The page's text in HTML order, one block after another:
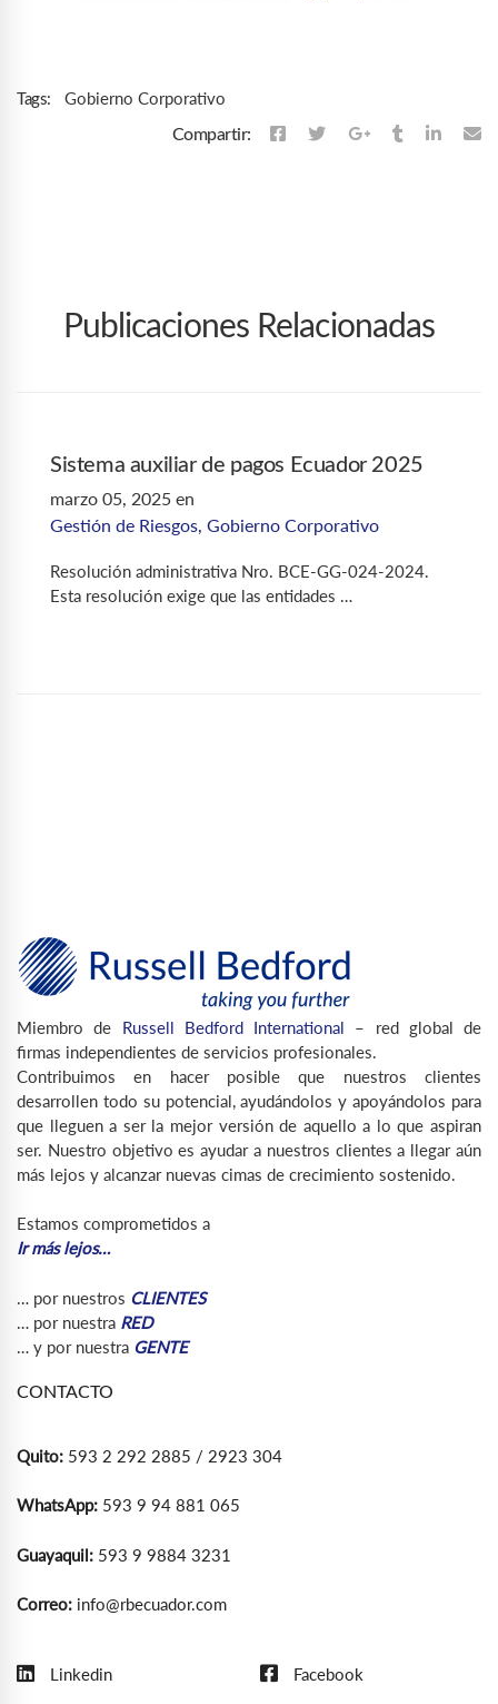
Tags: Gobierno Corporativo
Compartir:
Publicaciones Relacionadas
Sistema auxiliar de pagos Ecuador 2025
marzo 05, 2025 en
Gestión de Riesgos, Gobierno Corporativo
Resolución administrativa Nro. BCE-GG-024-2024.
Esta resolución exige que las entidades …
Miembro de Russell Bedford International – red global de
firmas independientes de servicios profesionales.
Contribuimos en hacer posible que nuestros clientes
desarrollen todo su potencial, ayudándolos y apoyándolos para
que lleguen a ser la mejor versión de aquello a lo que aspiran
ser. Nuestro objetivo es ayudar a nuestros clientes a llegar aún
más lejos y alcanzar nuevas cimas de crecimiento sostenido.
Estamos comprometidos a
Ir más lejos…
… por nuestros CLIENTES
… por nuestra RED
… y por nuestra GENTE
CONTACTO
Quito: 593 2 292 2885 / 2923 304
WhatsApp: 593 9 94 881 065
Guayaquil: 593 9 9884 3231
Correo: info@rbecuador.com
Linkedin Facebook